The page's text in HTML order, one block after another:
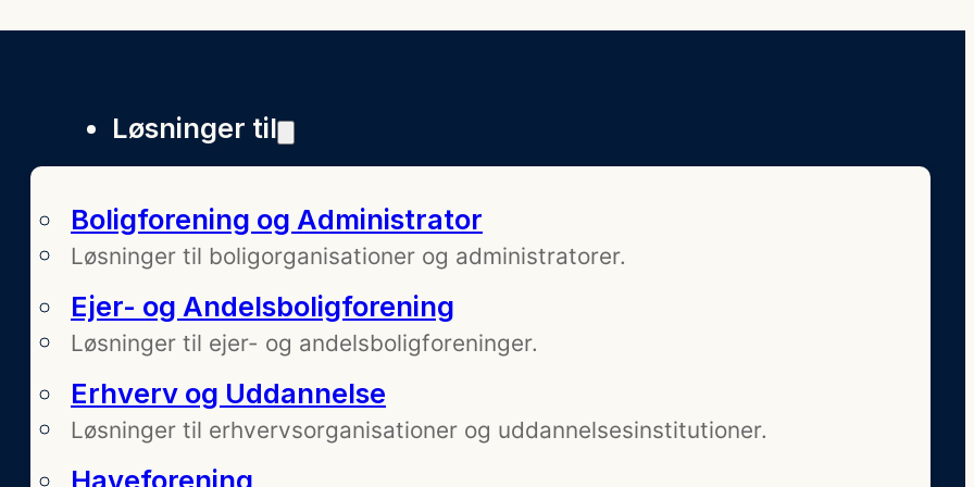
Løsninger til
Boligforening og Administrator
Løsninger til boligorganisationer og administratorer.
Ejer- og Andelsboligforening
Løsninger til ejer- og andelsboligforeninger.
Erhverv og Uddannelse
Løsninger til erhvervsorganisationer og uddannelsesinstitutioner.
Haveforening